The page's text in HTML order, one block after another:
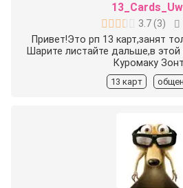
3.7(3)
Привет!Это рп 13 карт,занят
Шарите листайте дальше,в этой
Куромаку
13 карт